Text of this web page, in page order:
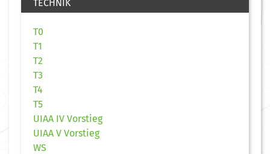
TECHNIK
T0
T1
T2
T3
T4
T5
UIAA IV Vorstieg
UIAA V Vorstieg
WS